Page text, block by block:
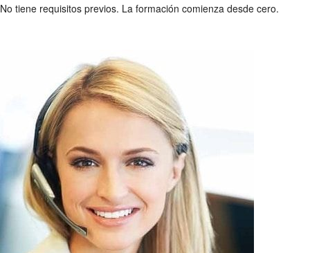
No tiene requisitos previos. La formación comienza desde cero.